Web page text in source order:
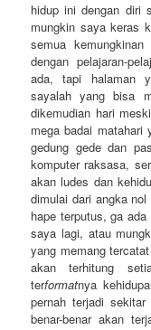
hidup ini dengan diri
mungkin saya keras
semua
dengan pelajaran-
ada, tapi halaman
sayalah yang bisa
dikemudian hari
mega badai matahari
gedung gede dan
komputer raksasa,
akan ludes dan
dimulai dari angka
hape terputus, ga
saya lagi, atau
yang memang
akan terhitung
terformatnya
pernah terjadi
benar-benar akan